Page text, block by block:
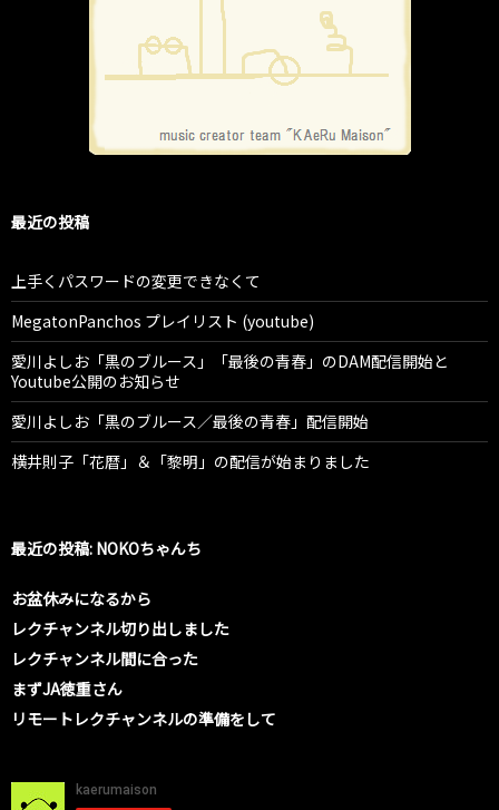
最近の投稿
上手くパスワードの変更できなくて
MegatonPanchos プレイリスト (youtube)
愛川よしお「黒のブルース」「最後の青春」のDAM配信開始と
Youtube公開のお知らせ
愛川よしお「黒のブルース／最後の青春」配信開始
横井則子「花暦」＆「黎明」の配信が始まりました
最近の投稿: NOKOちゃんち
お盆休みになるから
レクチャンネル切り出しました
レクチャンネル間に合った
まずJA徳重さん
リモートレクチャンネルの準備をして